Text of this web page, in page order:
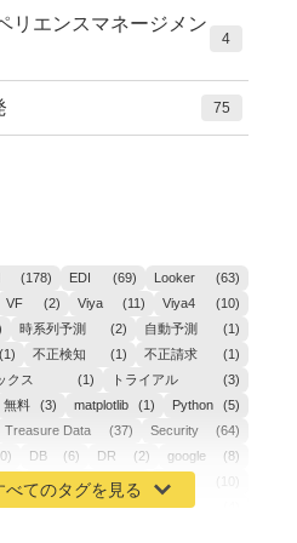
リエンスマネージメン
4
75
(178) EDI (69) Looker
(63)
VF (2) Viya (11) Viya4
(10)
時系列予測 (2) 自動予測
(1)
(1) 不正検知 (1) 不正請求
(1)
クス
(1) トライアル
(3)
無料 (3) matplotlib (1) Python
(5)
Treasure Data (37) Security
(64)
DB (6) DR (2) google
(8)
Metaverse (1) APM
(24) GoogleCloudPlatform